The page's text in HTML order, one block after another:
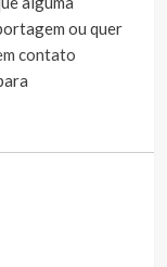
ou quer
contato